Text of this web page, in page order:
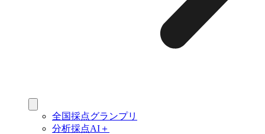
全国採点グランプリ
分析採点AI＋